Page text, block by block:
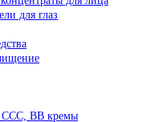
для глаз
ВВ кремы